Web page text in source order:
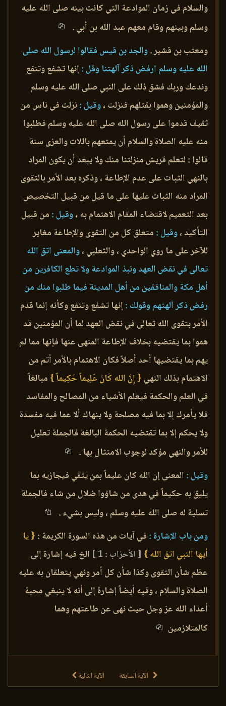
والسلام في زمان الموادعة التي كانت بينه صلى الله عليه
وسلم وبينهم وقام معهم عبد الله بن أبي .
ومعتب بن قشير .والجد بن قيس فقالوا لرسول الله صلى
الله عليه وسلم ارفض ذكر آلهتنا وقل :إنها تشفع وتنفع
وندعك وربك فشق ذلك على النبي صلى الله عليه وسلم
والمؤمنين وهموا بقتلهم فنزلت ،وقيل :نزلت في ناس من
ثقيف قدموا على رسول الله صلى الله عليه وسلم فطلبوا
منه عليه الصلاة والسلام أن يمتعهم باللات والعزى سنة
قالوا : لتعلم قريش منزلتنا منك ولا يبعد أن يكون المراد
بالنهي الثبات على عدم الإطاعة ، وذكره بعد الأمر بالتقوى
المراد منه الثبات عليها على ما قيل من قبيل التخصيص
بعد التعميم لاقتضاء المقام الاهتمام به ،وقيل : من قبيل
التأكيد ،وقيل : متعلق كل من التقوى والإطاعة مغاير
للآخر على ما روي الواحدي ، والثعلبي ،والمعنى اتق الله
تعالى في نقض العهد ونبذ الموادعة ولا تطع الكافرين من
أهل مكة والمنافقين من أهل المدينة فيما طلبوا منك من
رفض ذكر آلهتهم وقولك :إنها تشفع وتنفع وكأنه إنما قدم
الأمر بتقوى الله تعالى في نقض العهد لما أن المؤمنين قد
هموا بما يقتضيه بخلاف الإطاعة المنهى عنها فإنها مما لم
يهم بما يقتضيها أحد أصلاً فكان الاهتمام بالأمر أتم من
الاهتمام بذلك النهي { إِنَّ الله كَانَ عَلِيماً حَكِيماً } مبالغاً
في العلم والحكمة فيعلم الأشياء من المصالح والمفاسد
فلا يأمرك إلا بما فيه مصلحة ولا ينهاك ألا عما فيه مفسدة
ولا يحكم إلا بما تقتضيه الحكمة البالغة فالجملة تعليل
للأمر والنهي مؤكد لوجوب الامتثال بها .
وقيل : المعنى إن الله كان عليماً بمن يتقي فيجازيه بما
يليق به حكيماً في هدى من شاؤوا ضلال من شاء فالجملة
تسلية له صلى الله عليه وسلم ، وليس بشيء .
ومن باب الإشارة : في آيات من هذه السورة الكريمة : { يا
أيها النبي اتق الله } [ الأحزاب : 1 ]
الخ فيه إشارة إلى
عظم شأن التقوى وكذا شأن كل أمر ونهي يتعلقان به عليه
الصلاة والسلام ، وفيه أيضاً إشارة إلى أنه لا ينبغي محبة
أعداء الله عز وجل حيث نهى عن طاعتهم وهما
كالمتلازمين
الآية السابقة الآية التالية